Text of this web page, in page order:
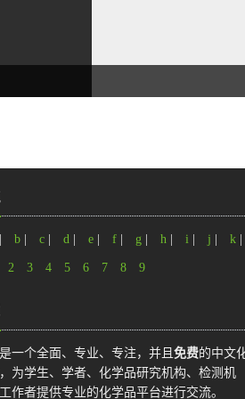
b c d e f g h i j k
2 3 4 5 6 7 8 9
一个全面、专业、专注，并且 免费的中文
为学生、学者、化学品研究机构、检测机
作者提供专业的化学品平台进行交流。